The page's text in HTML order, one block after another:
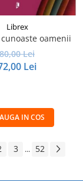
Librex
oamenii
80,00 Lei
Lei
IN COS
3 ... 52